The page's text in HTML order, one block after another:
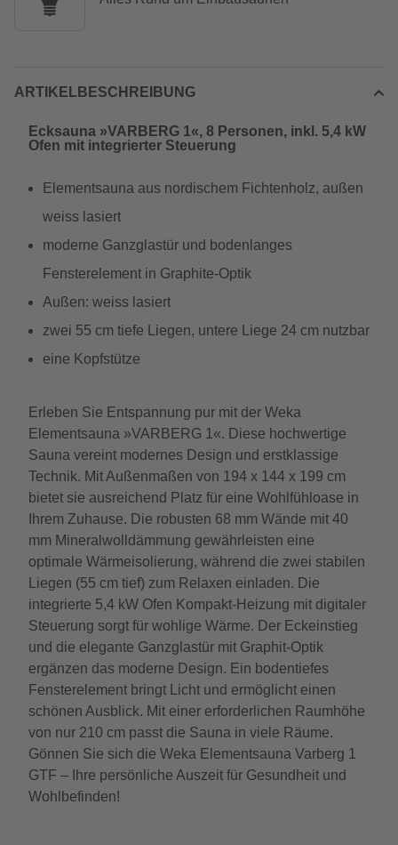
ARTIKELBESCHREIBUNG
Ecksauna »VARBERG 1«, 8 Personen, inkl. 5,4 kW
Ofen mit integrierter Steuerung
Elementsauna aus nordischem Fichtenholz, außen
weiss lasiert
moderne Ganzglastür und bodenlanges
Fensterelement in Graphite-Optik
Außen: weiss lasiert
zwei 55 cm tiefe Liegen, untere Liege 24 cm nutzbar
eine Kopfstütze
Erleben Sie Entspannung pur mit der Weka
Elementsauna »VARBERG 1«. Diese hochwertige
Sauna vereint modernes Design und erstklassige
Technik. Mit Außenmaßen von 194 x 144 x 199 cm
bietet sie ausreichend Platz für eine Wohlfühloase in
Ihrem Zuhause. Die robusten 68 mm Wände mit 40
mm Mineralwolldämmung gewährleisten eine
optimale Wärmeisolierung, während die zwei stabilen
Liegen (55 cm tief) zum Relaxen einladen. Die
integrierte 5,4 kW Ofen Kompakt-Heizung mit digitaler
Steuerung sorgt für wohlige Wärme. Der Eckeinstieg
und die elegante Ganzglastür mit Graphit-Optik
ergänzen das moderne Design. Ein bodentiefes
Fensterelement bringt Licht und ermöglicht einen
schönen Ausblick. Mit einer erforderlichen Raumhöhe
von nur 210 cm passt die Sauna in viele Räume.
Gönnen Sie sich die Weka Elementsauna Varberg 1
GTF – Ihre persönliche Auszeit für Gesundheit und
Wohlbefinden!